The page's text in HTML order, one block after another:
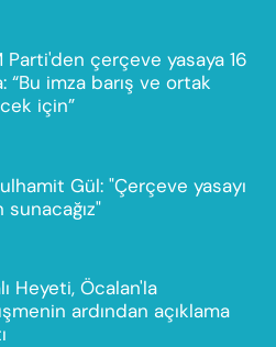
Parti'den çerçeve yasaya 16
“Bu imza barış ve ortak
için”
Gül: "Çerçeve yasayı
sunacağız"
Heyeti, Öcalan'la
ardından açıklama